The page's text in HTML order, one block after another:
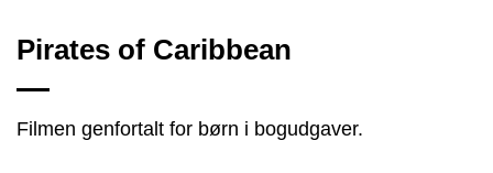
Pirates of Caribbean
Filmen genfortalt for børn i bogudgaver.